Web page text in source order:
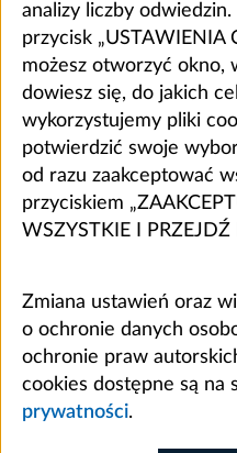
analizy liczby
przycisk „USTAWIENIA
możesz otworzyć okno,
dowiesz się, do jakich
wykorzystujemy pliki
potwierdzić swoje
od razu zaakceptować
przyciskiem
WSZYSTKIE I PRZEJDŹ
Zmiana ustawień oraz
o ochronie danych
ochronie praw
cookies dostępne są na
prywatności.